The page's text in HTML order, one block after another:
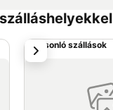
Hasonló szállások
következő